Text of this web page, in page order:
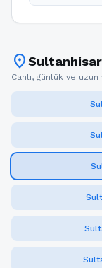
location_on
Canlı, günlük ve